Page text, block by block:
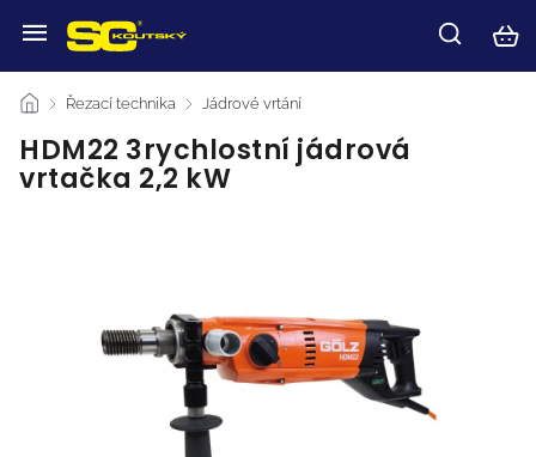
/ Řezací technika / Jádrové vrtání
HDM22 3rychlostní jádrová
vrtačka 2,2 kW